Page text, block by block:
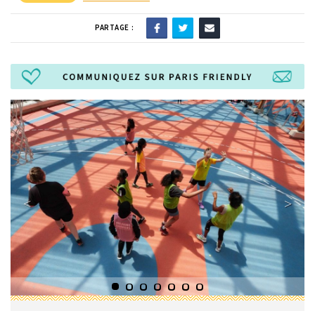
PARTAGE :